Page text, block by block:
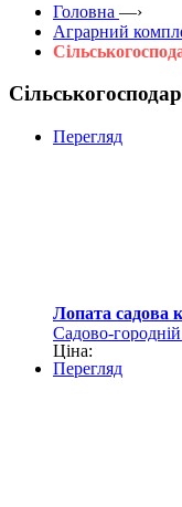
Головна —›
Аграрний
Перегляд
Лопата садова
Садово-
Ціна:
Перегляд